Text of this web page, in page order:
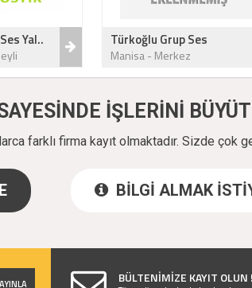
Yal.. Türkoğlu Grup Ses
Manisa - Merkez
İŞLERİNİ
farklı firma kayıt olmaktadır. Sizde çok
BİLGİ ALMAK
BÜLTENİMİZE KAYIT OLUN !